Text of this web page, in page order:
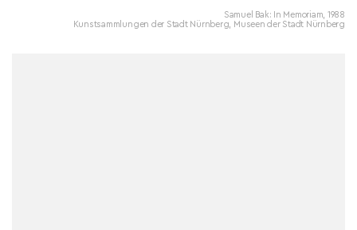
Samuel Bak: In Memoriam, 1988
Kunstsammlungen der Stadt Nürnberg, Museen der Stadt Nürnberg